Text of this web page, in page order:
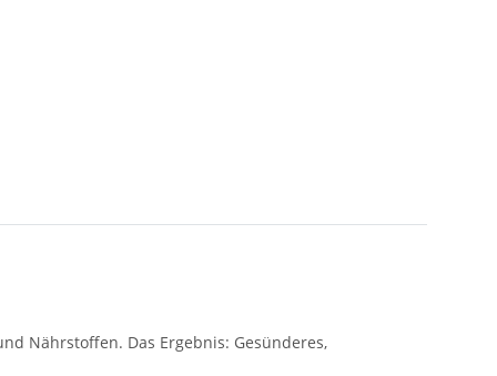
Nährstoffen. Das Ergebnis: Gesünderes,